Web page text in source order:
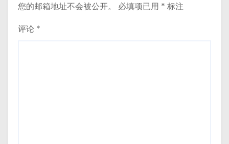
您的邮箱地址不会被公开。 必填项已用 * 标注
评论 *